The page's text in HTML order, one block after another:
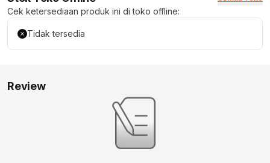
Cek ketersediaan produk ini di toko offline:
Tidak tersedia
Review